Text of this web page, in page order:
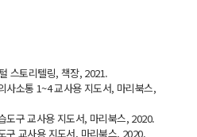
스토리텔링, 책장, 2021.
사소통 1~4 교사용 지도서, 마리북스,
도구 교사용 지도서, 마리북스, 2020.
구 교사용 지도서, 마리북스, 2020.